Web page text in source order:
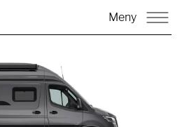
Meny